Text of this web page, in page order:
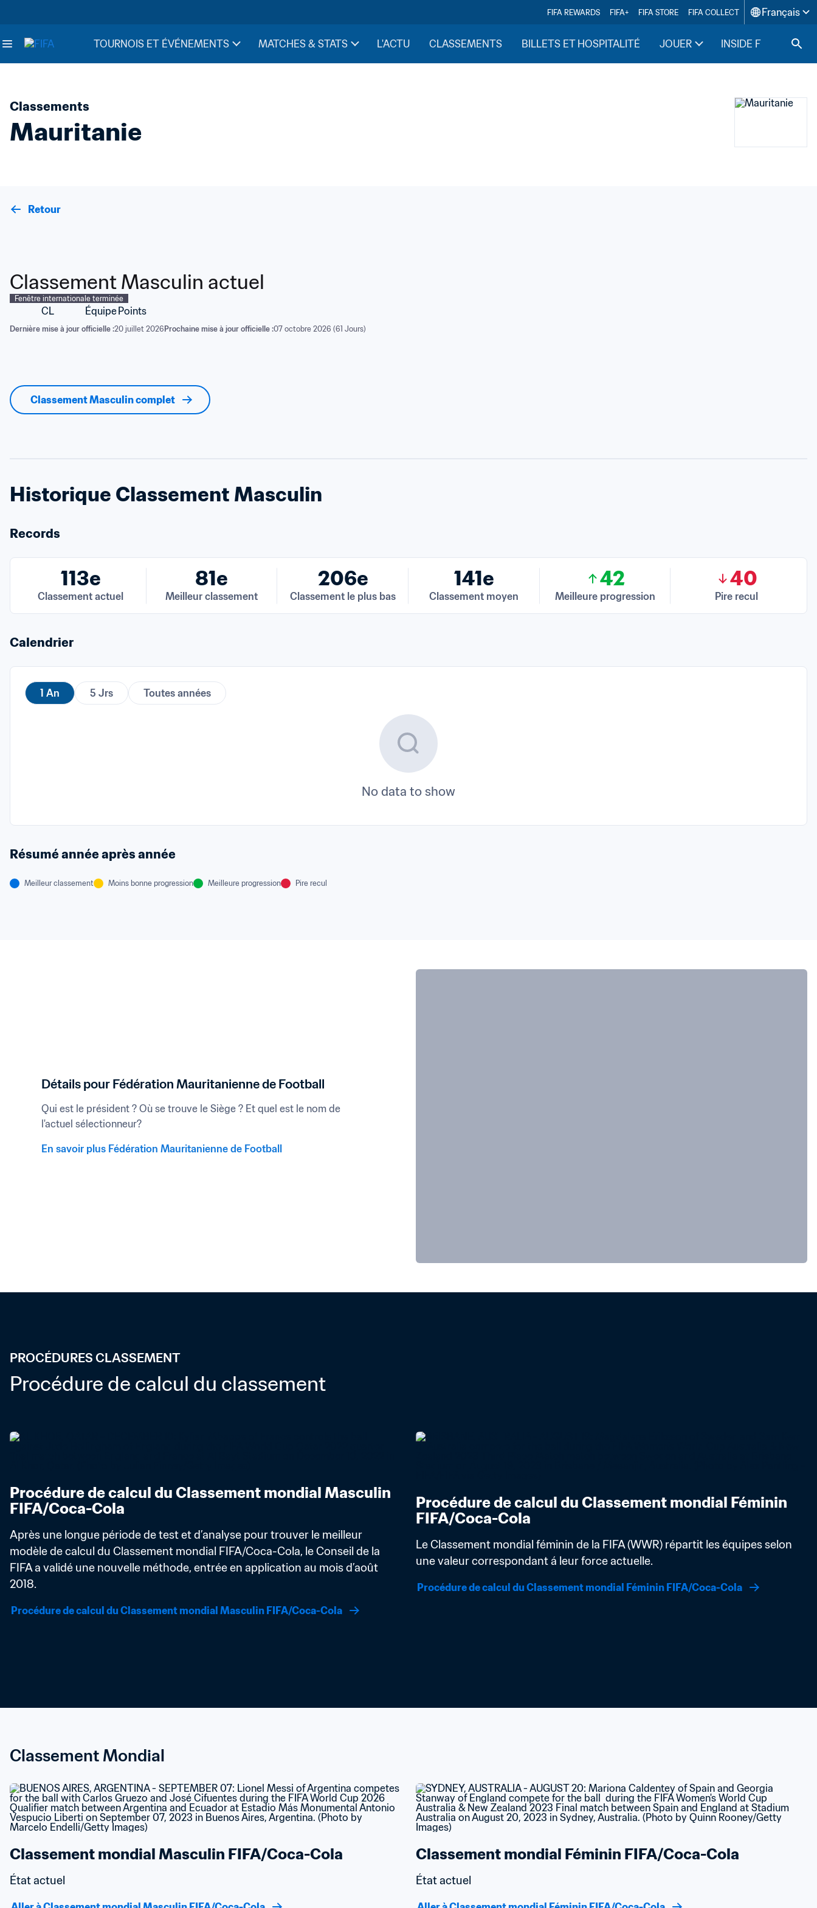
FIFA REWARDS FIFA+ FIFA STORE FIFA COLLECT Français
TOURNOIS ET ÉVÉNEMENTS MATCHES & STATS L'ACTU CLASSEMENTS BILLETS ET HOSPITALITÉ JOUER INSIDE FIFA
Classements
Mauritanie
Retour
Classement Masculin actuel
Fenêtre internationale terminée
CL Équipe Points
Dernière mise à jour officielle :20 juillet 2026 Prochaine mise à jour officielle :07 octobre 2026 (61 Jours)
Classement Masculin complet
Historique Classement Masculin
Records
113e
Classement actuel
81e
Meilleur classement
206e
Classement le plus bas
141e
Classement moyen
42
Meilleure progression
40
Pire recul
Calendrier
1 An 5 Jrs Toutes années
No data to show
Résumé année après année
Meilleur classement Moins bonne progression Meilleure progression Pire recul
Détails pour Fédération Mauritanienne de Football
Qui est le président ? Où se trouve le Siège ? Et quel est le nom de
l'actuel sélectionneur?
En savoir plus Fédération Mauritanienne de Football
PROCÉDURES CLASSEMENT
Procédure de calcul du classement
Procédure de calcul du Classement mondial Masculin
FIFA/Coca-Cola
Après une longue période de test et d’analyse pour trouver le meilleur
modèle de calcul du Classement mondial FIFA/Coca-Cola, le Conseil de la
FIFA a validé une nouvelle méthode, entrée en application au mois d’août
2018.
Procédure de calcul du Classement mondial Masculin FIFA/Coca-Cola
Procédure de calcul du Classement mondial Féminin
FIFA/Coca-Cola
Le Classement mondial féminin de la FIFA (WWR) répartit les équipes selon
une valeur correspondant á leur force actuelle.
Procédure de calcul du Classement mondial Féminin FIFA/Coca-Cola
Classement Mondial
Classement mondial Masculin FIFA/Coca-Cola
État actuel
Classement mondial Féminin FIFA/Coca-Cola
État actuel